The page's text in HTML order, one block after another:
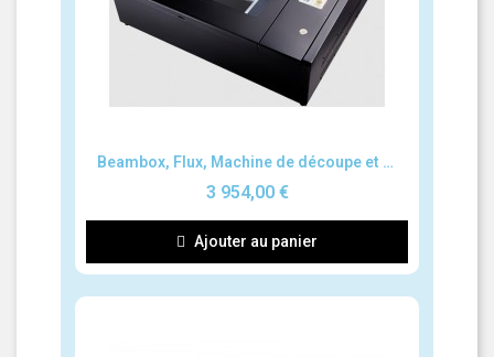
Aperçu rapide Beambox, Flux, Machine de découpe et gravure au laser
3 954,00 €
Ajouter au panier